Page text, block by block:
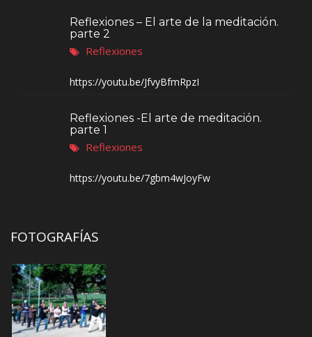
Reflexiones – El arte de la meditación.
parte 2
Reflexiones
https://youtu.be/JfvyBfmRpzI
Reflexiones -El arte de meditación.
parte 1
Reflexiones
https://youtu.be/7gbm4wJoyFw
FOTOGRAFÍAS